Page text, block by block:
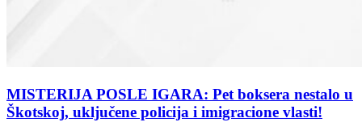
MISTERIJA POSLE IGARA: Pet boksera nestalo u
Škotskoj, uključene policija i imigracione vlasti!